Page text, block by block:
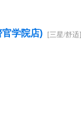
学院店)
[三星/舒适]